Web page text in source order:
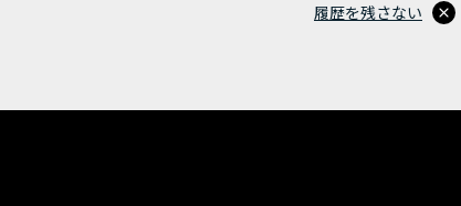
履歴を残さない